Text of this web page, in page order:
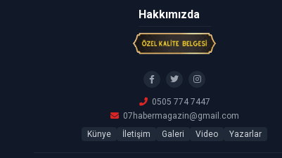
Hakkımızda
0505 774 7447
07habermagazin@gmail.com
Künye
İletişim Galeri Video Yazarlar